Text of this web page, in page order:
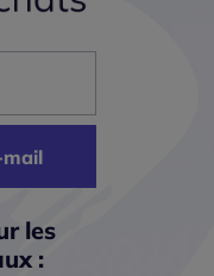
mail
les
: